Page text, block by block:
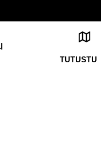
TUTUSTU